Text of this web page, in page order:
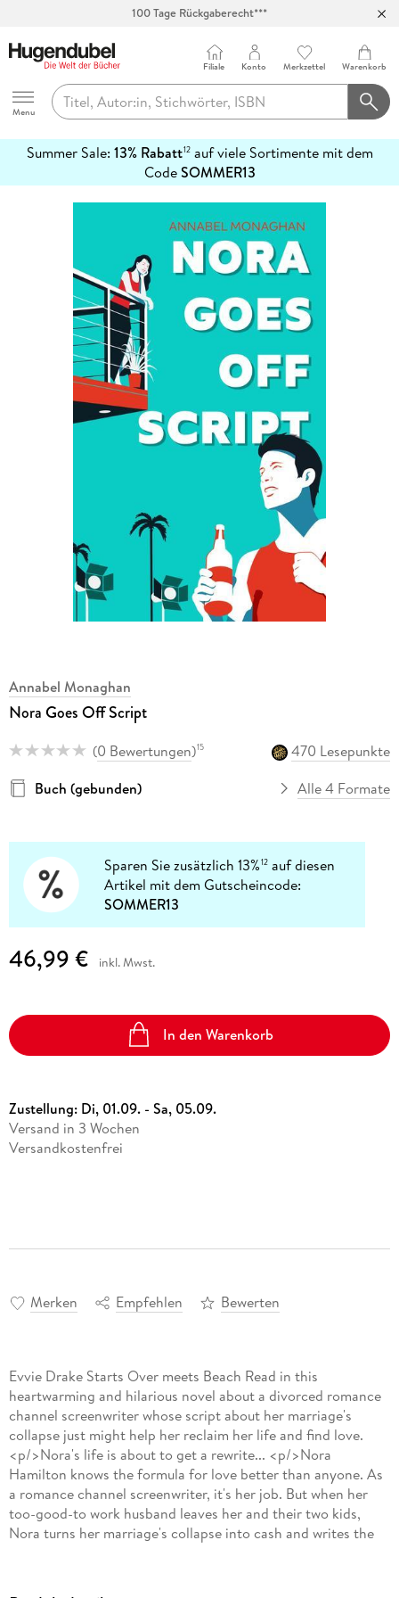
Hugendubel
Menu
Filiale Konto Merkzettel Warenkorb
Summer Sale: 13% Rabatt12auf viele Sortimente mit dem
CodeSOMMER13
erfahren
Annabel Monaghan
Nora Goes Off Script
(0 Bewertungen)15
470 Lesepunkte
Buch (gebunden)
Alle 4 Formate
Sparen Sie zusätzlich 13%12 auf diesen
Artikel mit dem Gutscheincode:
SOMMER13
46,99 € inkl. Mwst.
In den Warenkorb
Zustellung: Di, 01.09. - Sa, 05.09.
Versand in 3 Wochen
Versandkostenfrei
Merken Empfehlen Bewerten
Evvie Drake Starts Over meets Beach Read in this
heartwarming and hilarious novel about a divorced romance
channel screenwriter whose script about her marriage's
collapse just might help her reclaim her life and find love.
<p/>Nora's life is about to get a rewrite... <p/>Nora
Hamilton knows the formula for love better than anyone. As
a romance channel screenwriter, it's her job. But when her
too-good-to work husband leaves her and their two kids,
Nora turns her marriage's collapse into cash and writes the